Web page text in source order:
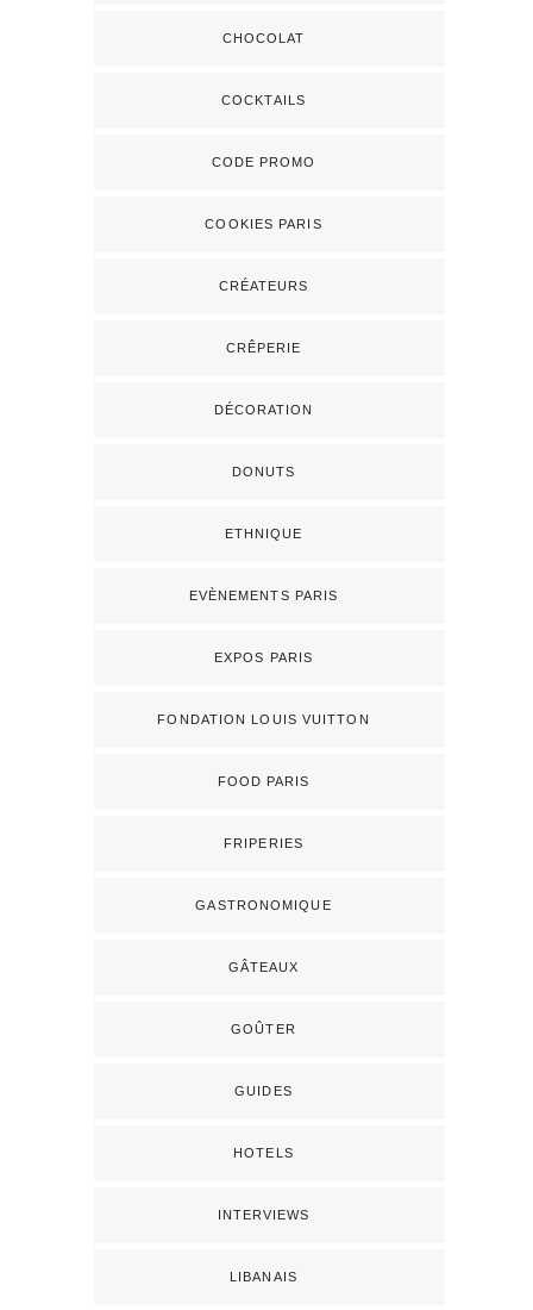
CHOCOLAT
COCKTAILS
CODE PROMO
COOKIES PARIS
CRÉATEURS
CRÊPERIE
DÉCORATION
DONUTS
ETHNIQUE
EVÈNEMENTS PARIS
EXPOS PARIS
FONDATION LOUIS VUITTON
FOOD PARIS
FRIPERIES
GASTRONOMIQUE
GÂTEAUX
GOÛTER
GUIDES
HOTELS
INTERVIEWS
LIBANAIS